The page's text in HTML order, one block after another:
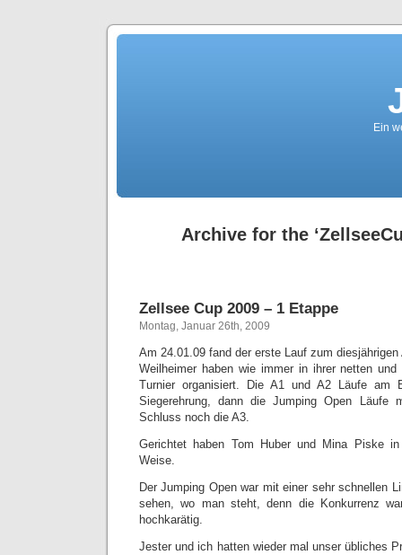
Ein
Archive for the
Zellsee Cup 2009 – 1 Etappe
Montag, Januar 26th, 2009
Am 24.01.09 fand der erste Lauf zum
Weilheimer haben wie immer in ihrer netten
Turnier organisiert. Die A1 und A2 Läufe am
Siegerehrung, dann die Jumping Open Läufe
Schluss noch die A3.
Gerichtet haben Tom Huber und Mina Piske
Weise.
Der Jumping Open war mit einer sehr schnellen
sehen, wo man steht, denn die Konkurrenz
hochkarätig.
Jester und ich hatten wieder mal unser übliches